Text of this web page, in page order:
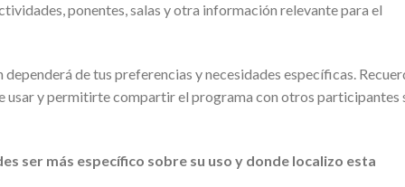
ponentes, salas y otra información relevante para el
de tus preferencias y necesidades específicas.
usar y permitirte compartir el programa con otros participantes
ser más específico sobre su uso y donde localizo esta